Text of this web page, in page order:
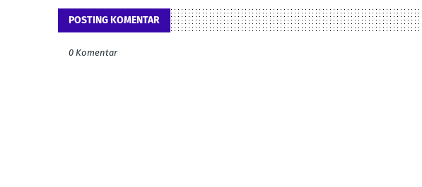
POSTING KOMENTAR
0 Komentar